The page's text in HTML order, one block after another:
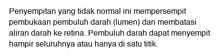
Penyempitan yang tidak normal ini mempersempit
pembukaan pembuluh darah (lumen) dan membatasi
aliran darah ke retina. Pembuluh darah dapat menyempit
hampir seluruhnya atau hanya di satu titik.